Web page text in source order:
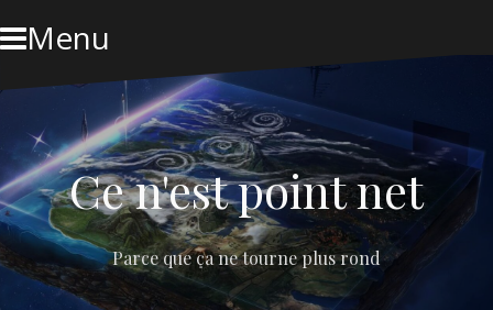
to
contentMenu
Ce n'est point net
Parce que ça ne tourne plus rond